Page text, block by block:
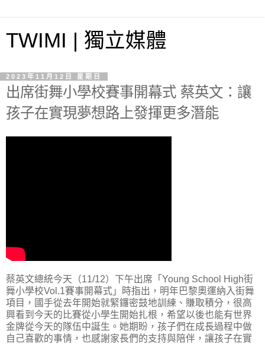
TWIMI | 獨立媒體
2023年11月12日 星期日
出席街舞小學校賽事開幕式 蔡英文：讓
孩子在實現夢想路上發揮更多潛能
蔡英文總統今天（11/12）下午出席「Young School High街
舞小學校Vol.1賽事開幕式」時指出，明年巴黎奧運納入街舞
項目，國手從去年開始就緊鑼密鼓地訓練、賺取積分，很高
興看到今天的比賽從小學生開始扎根，希望以後也能有世界
金牌從今天的隊伍中誕生。她期盼，孩子們在成長過程中做
自己喜歡的事情，也感謝家長們的支持與陪伴，讓孩子在實